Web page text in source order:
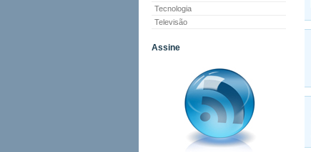
Tecnologia
Televisão
Assine